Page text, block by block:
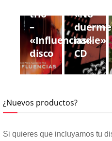
trío
–
«Influencias»
disco
«No
duerme
nadie»
CD
¿Nuevos productos?
Si quieres que incluyamos tu